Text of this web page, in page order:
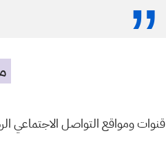
قنوات ومواقع التواصل الاجتماعي